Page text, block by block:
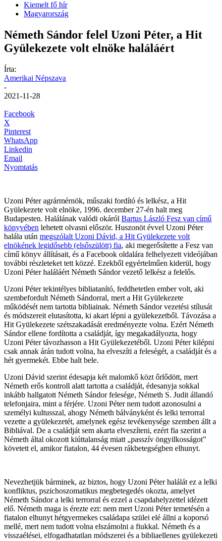
Kiemelt fő hír
Magyarország
Németh Sándor felel Uzoni Péter, a Hit
Gyülekezete volt elnöke haláláért
Írta:
Amerikai Népszava
-
2021-11-28
Facebook
X
Pinterest
WhatsApp
Linkedin
Email
Nyomtatás
Uzoni Péter agrármérnök, műszaki fordító és lelkész, a Hit
Gyülekezete volt elnöke, 1996. december 27-én halt meg
Budapesten. Halálának valódi okáról Bartus László Fesz van című
könyvében lehetett olvasni először. Huszonöt évvel Uzoni Péter
halála után megszólalt Uzoni Dávid, a Hit Gyülekezete volt
elnökének legidősebb (elsőszülött) fia, aki megerősítette a Fesz van
című könyv állításait, és a Facebook oldalára felhelyezett videójában
további részleteket tett közzé. Ezekből egyértelműen kiderül, hogy
Uzoni Péter haláláért Németh Sándor vezető lelkész a felelős.
Uzoni Péter tekintélyes bibliatanító, feddhetetlen ember volt, aki
szembefordult Németh Sándorral, mert a Hit Gyülekezete
működését nem tartotta bibliainak. Németh Sándor vezetési stílusát
és módszereit elutasította, ki akart lépni a gyülekezetből. Távozása a
Hit Gyülekezete szétszakadását eredményezte volna. Ezért Németh
Sándor ellene fordította a családját, így megakadályozta, hogy
Uzoni Péter távozhasson a Hit Gyülekezetéből. Uzoni Péter kilépni
csak annak árán tudott volna, ha elveszíti a feleségét, a családját és a
hét gyermekét. Ebbe halt bele.
Uzoni Dávid szerint édesapja két malomkő közt őrlődött, mert
Németh erős kontroll alatt tartotta a családját, édesanyja sokkal
inkább hallgatott Németh Sándor felesége, Németh S. Judit állandó
telefonjaira, mint a férjére. Uzoni Péter nem tudott azonosulni a
személyi kultusszal, ahogy Németh bálványként és lelki terrorral
vezette a gyülekezetét, amelynek egész tevékenysége szemben állt a
Bibliával. De a családját sem akarta elveszíteni, ezért fia szerint a
Németh által okozott kiúttalanság miatt „passzív öngyilkosságot”
követett el, amikor fiatalon, 44 évesen rákbetegségben elhunyt.
Nevezhetjük bárminek, az biztos, hogy Uzoni Péter halálát ez a lelki
konfliktus, pszichoszomatikus megbetegedés okozta, amelyet
Németh Sándor a lelki terrorral és ezzel a csapdahelyzettel idézett
elő. Németh maga is érezte ezt: nem mert Uzoni Péter temetésén a
fiatalon elhunyt hétgyermekes családapa szülei elé állni a koporsó
mellé, mert nem tudott volna elszámolni a fiukkal. Németh és a
visszaélései, elfogadhatatlan módszerei és a bibliaellenes gyülekezeti